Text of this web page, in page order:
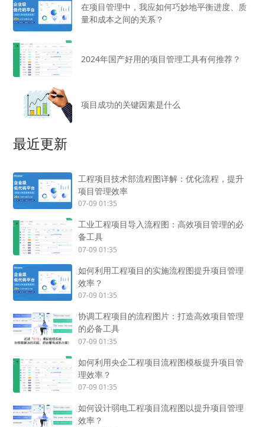
在项目管理中，我应如何巧妙地平衡进度、质
量和成本之间的关系？
2024年国产好用的项目管理工具有何推荐？
项目成功的关键因素是什么
最近更新
工程项目技术部流程图详解：优化流程，提升
项目管理效率
07-09 01:35
工业工程项目导入流程图：高效项目管理的必
备工具
07-09 01:35
如何利用工程项目的实施流程图提升项目管理
效率？
07-09 01:35
协调工程项目的流程图片：打造高效项目管理
的必备工具
07-09 01:35
如何利用央企工程项目流程图模板提升项目管
理效率？
07-09 01:35
如何设计弱电工程项目流程图以提升项目管理
效率？